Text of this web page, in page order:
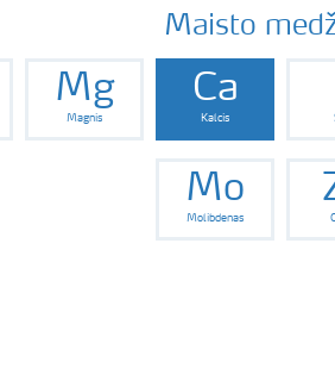
Maisto
Mg
Magnis
Ca
Kalcis
Mo
Molibdenas